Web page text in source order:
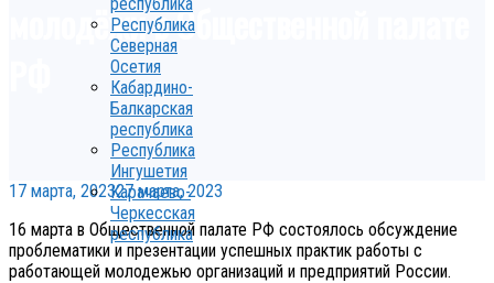
Республика
Северная
Осетия
Кабардино-
Балкарская
республика
Республика
Ингушетия
Карачаево-
Черкесская
республика
молодёжи в Общественной палате
17 марта, 202327 марта, 2023
16 марта в Общественной палате РФ состоялось обсуждение
проблематики и презентации успешных практик работы с
работающей молодежью организаций и предприятий России.